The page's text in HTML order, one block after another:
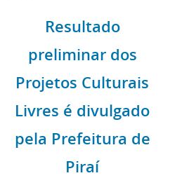
Resultado
preliminar dos
Projetos Culturais
Livres é divulgado
pela Prefeitura de
Piraí